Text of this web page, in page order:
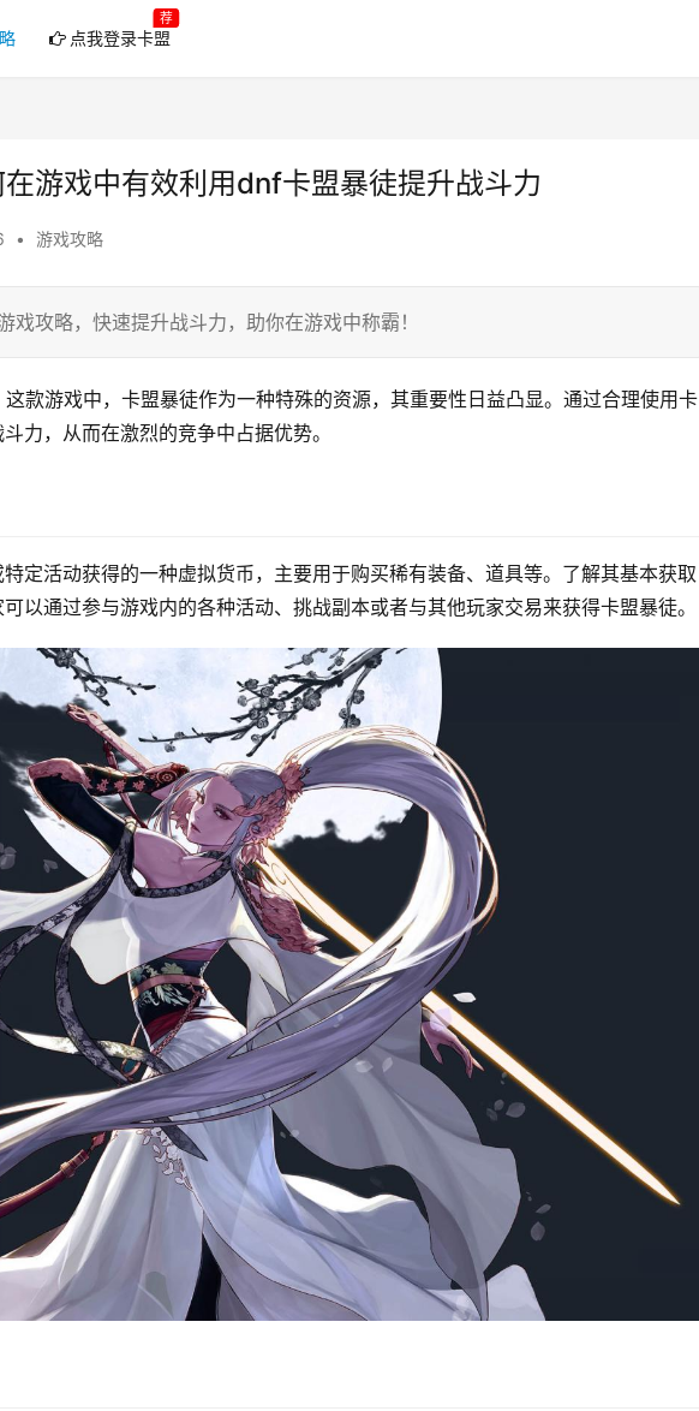
点我登录卡盟
荐
游戏中有效利用dnf卡盟暴徒提升战斗力
• 游戏攻略
攻略，快速提升战斗力，助你在游戏中称霸！
款游戏中，卡盟暴徒作为一种特殊的资源，其重要性日益凸显。通过合理使用卡
力，从而在激烈的竞争中占据优势。
定活动获得的一种虚拟货币，主要用于购买稀有装备、道具等。了解其基本获取
以通过参与游戏内的各种活动、挑战副本或者与其他玩家交易来获得卡盟暴徒。